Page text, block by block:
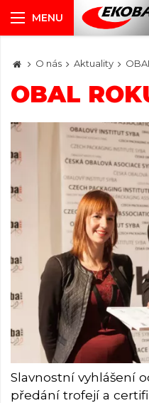
O nás Aktuality
OBAL
Slavnostní vyhlášení
předání trofejí a